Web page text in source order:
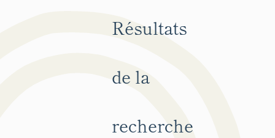
Résultats
de la
recherche